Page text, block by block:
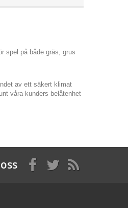
spel på både gräs, grus
av ett säkert klimat
våra kunders belåtenhet